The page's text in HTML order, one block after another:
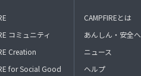
コミュニティ
Creation
for Social Good
CAMPFIREとは
あんしん・安全
ニュース
ヘルプ